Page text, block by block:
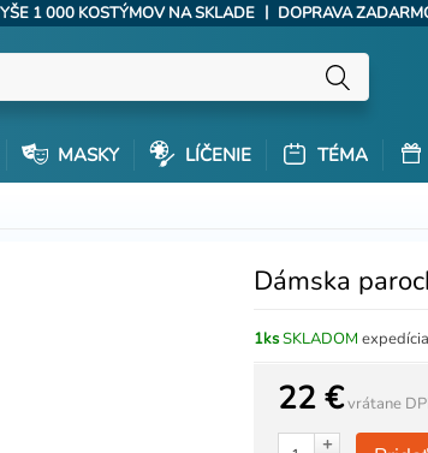
1 000 KOSTÝMOV NA SKLADE | DOPRAVA
MASKY LÍČENIE TÉMA
Dámska
1ksSKLADOM
22 €vrátane
+